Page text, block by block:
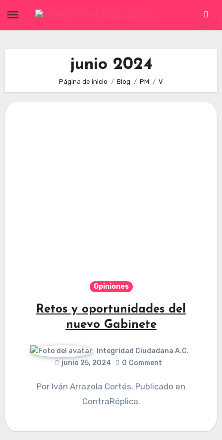
junio 2024
Página de inicio Blog PM V
Opiniones
Retos y oportunidades del
nuevo Gabinete
Integridad Ciudadana A.C.
junio 25, 2024
0 Comment
Por Iván Arrazola Cortés. Publicado en
ContraRéplica.